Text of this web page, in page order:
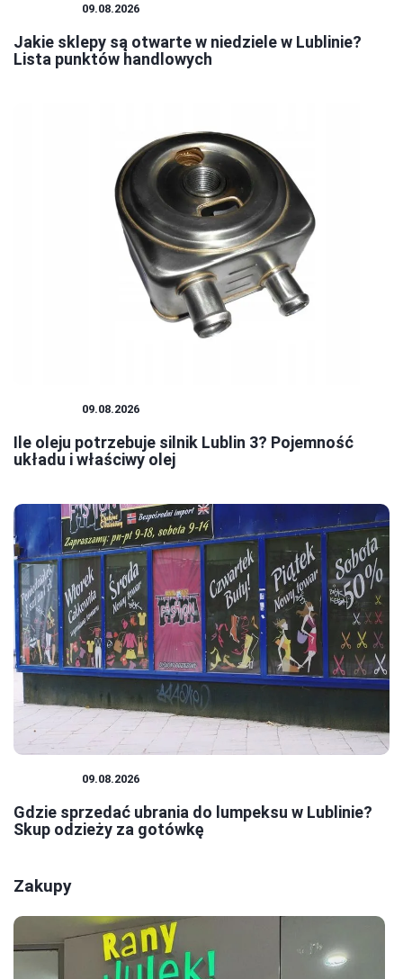
09.08.2026
Jakie sklepy są otwarte w niedziele w Lublinie?
Lista punktów handlowych
09.08.2026
Ile oleju potrzebuje silnik Lublin 3? Pojemność
układu i właściwy olej
09.08.2026
Gdzie sprzedać ubrania do lumpeksu w Lublinie?
Skup odzieży za gotówkę
Zakupy